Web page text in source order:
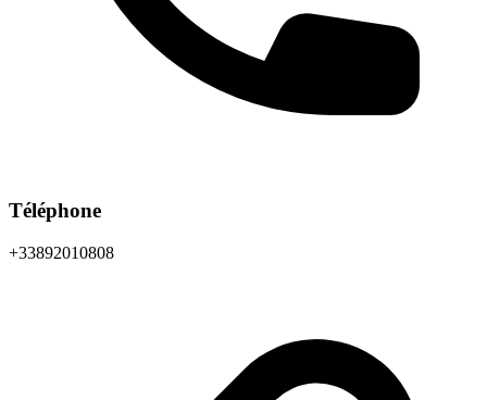
Téléphone
+33892010808